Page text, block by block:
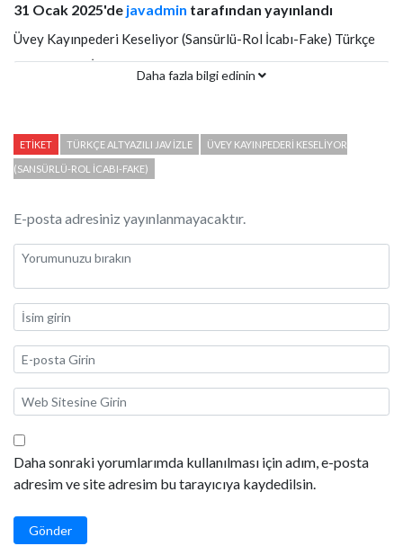
31 Ocak 2025'de javadmin tarafından yayınlandı
Üvey Kayınpederi Keseliyor (Sansürlü-Rol İcabı-Fake) Türkçe
Altyazılı JAV İzle
Daha fazla bilgi edinin
ETIKET TÜRKÇE ALTYAZILI JAV İZLE ÜVEY KAYINPEDERI KESELIYOR
(SANSÜRLÜ-ROL İCABI-FAKE)
E-posta adresiniz yayınlanmayacaktır.
Daha sonraki yorumlarımda kullanılması için adım, e-posta
adresim ve site adresim bu tarayıcıya kaydedilsin.
Gönder